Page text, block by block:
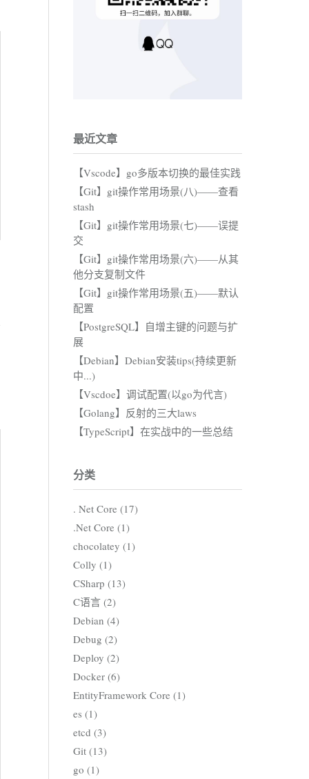
最近文章
【Vscode】go多版本切换的最佳实践
【Git】git操作常用场景(八)——查看
stash
【Git】git操作常用场景(七)——误提
交
【Git】git操作常用场景(六)——从其
他分支复制文件
【Git】git操作常用场景(五)——默认
配置
【PostgreSQL】自增主键的问题与扩
展
【Debian】Debian安装tips(持续更新
中...)
【Vscdoe】调试配置(以go为代言)
【Golang】反射的三大laws
【TypeScript】在实战中的一些总结
分类
. Net Core (17)
.Net Core (1)
chocolatey (1)
Colly (1)
CSharp (13)
C语言 (2)
Debian (4)
Debug (2)
Deploy (2)
Docker (6)
EntityFramework Core (1)
es (1)
etcd (3)
Git (13)
go (1)